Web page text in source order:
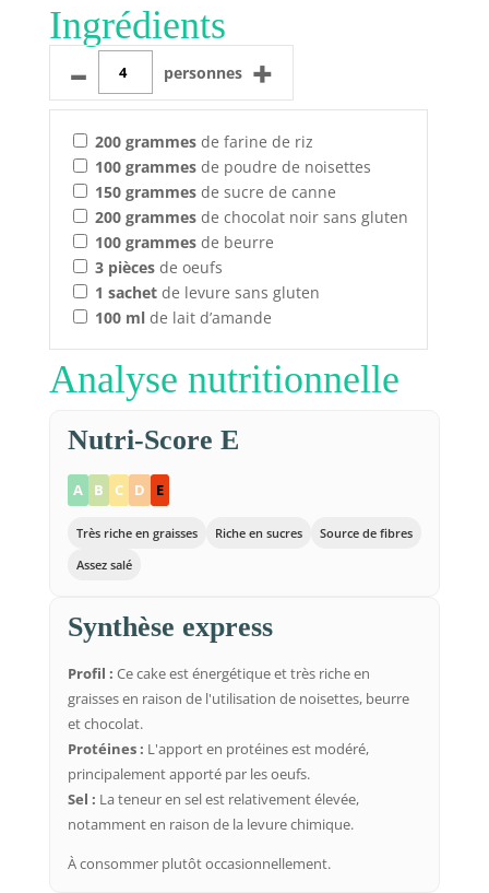
Ingrédients
– personnes +
200 grammesde farine de riz
100 grammesde poudre de noisettes
150 grammesde sucre de canne
200 grammesde chocolat noir sans gluten
100 grammesde beurre
3 piècesde oeufs
1 sachetde levure sans gluten
100 mlde lait d’amande
Analyse nutritionnelle
Nutri-Score E
A B C D E
Très riche en graisses Riche en sucres
Source de fibres
Assez salé
Synthèse express
Profil : Ce cake est énergétique et très riche en
graisses en raison de l'utilisation de noisettes, beurre
et chocolat.
Protéines : L'apport en protéines est modéré,
principalement apporté par les oeufs.
Sel : La teneur en sel est relativement élevée,
notamment en raison de la levure chimique.
À consommer plutôt occasionnellement.